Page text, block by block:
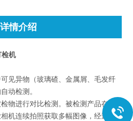
详情介绍
检机
异物（玻璃碴、金属屑、毛发纤
动检测。
进行对比检测。被检测产品在高
机连续拍照获取多幅图像，经过计